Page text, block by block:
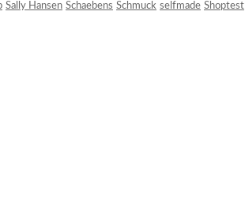
Sally Hansen Schaebens Schmuck selfmade Shoptest